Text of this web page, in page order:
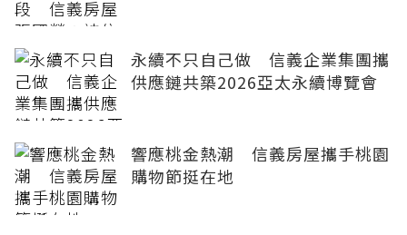
永續不只自己做 信義企業集團攜
供應鏈共築2026亞太永續博覽會
響應桃金熱潮 信義房屋攜手桃園
購物節挺在地